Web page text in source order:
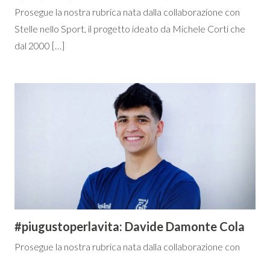
Prosegue la nostra rubrica nata dalla collaborazione con
Stelle nello Sport, il progetto ideato da Michele Corti che
dal 2000 […]
#piugustoperlavita: Davide Damonte Cola
Prosegue la nostra rubrica nata dalla collaborazione con